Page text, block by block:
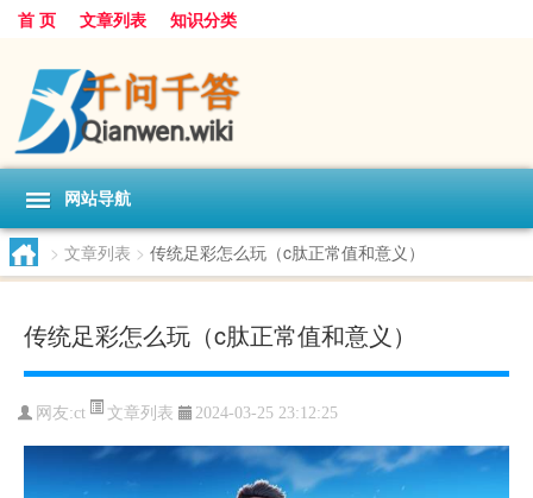
首 页 文章列表 知识分类
网站导航
> 文章列表 > 传统足彩怎么玩（c肽正常值和意义）
传统足彩怎么玩（c肽正常值和意义）
网友:ct 文章列表 2024-03-25 23:12:25